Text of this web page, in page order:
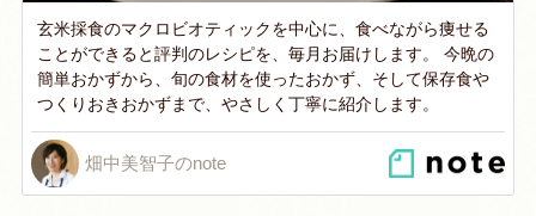
玄米採食のマクロビオティックを中心に、食べながら痩せる
ことができると評判のレシピを、毎月お届けします。 今晩の
簡単おかずから、旬の食材を使ったおかず、そして保存食や
つくりおきおかずまで、やさしく丁寧に紹介します。
畑中美智子のnote